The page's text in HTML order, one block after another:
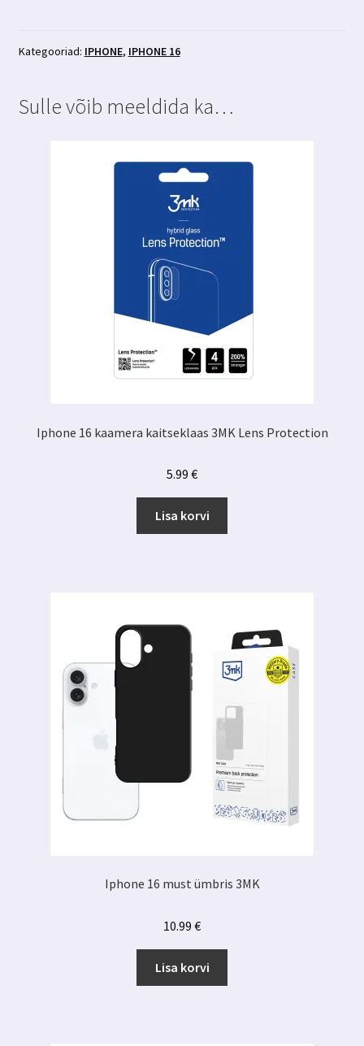
ga
sinine
Kategooriad: IPHONE, IPHONE 16
Sulle võib meeldida ka…
Iphone 16 kaamera kaitseklaas 3MK Lens Protection
5.99 €
Lisa korvi
Iphone 16 must ümbris 3MK
10.99 €
Lisa korvi